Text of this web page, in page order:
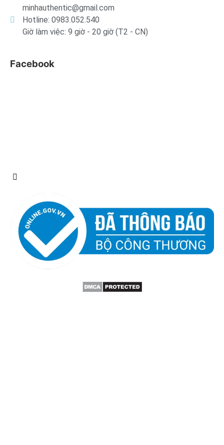
minhauthentic@gmail.com
Hotline: 0983.052.540
Giờ làm việc: 9 giờ - 20 giờ (T2 - CN)
Facebook